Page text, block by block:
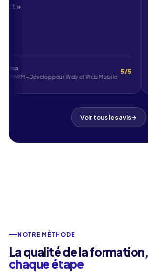
respect
DWWM - Développeur Web et Web Mobile
Voir tous les avis→
NOTRE MÉTHODE
La qualité de la formation,
chaque étape